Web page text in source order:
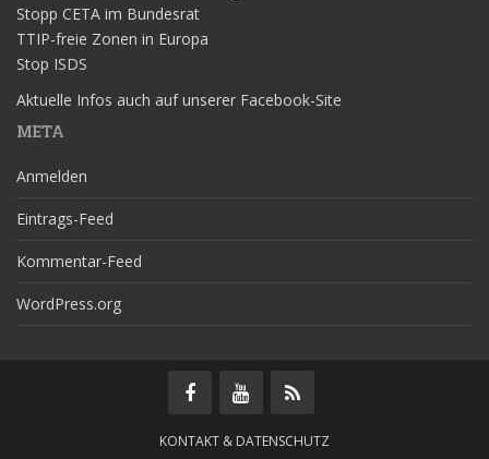
Stopp CETA im Bundesrat
TTIP-freie Zonen in Europa
Stop ISDS
Aktuelle Infos auch auf unserer Facebook-Site
META
Anmelden
Eintrags-Feed
Kommentar-Feed
WordPress.org
KONTAKT & DATENSCHUTZ